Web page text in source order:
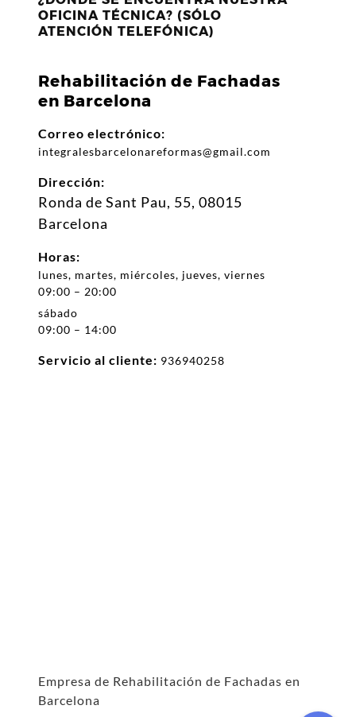
OFICINA TÉCNICA? (SÓLO
ATENCIÓN TELEFÓNICA)
Rehabilitación de Fachadas
en Barcelona
Correo electrónico:
integralesbarcelonareformas@gmail.com
Dirección:
Ronda de Sant Pau, 55, 08015
Barcelona
Horas:
lunes, martes, miércoles, jueves, viernes
09:00 – 20:00
sábado
09:00 – 14:00
Servicio al cliente: 936940258
Empresa de Rehabilitación de Fachadas en
Barcelona